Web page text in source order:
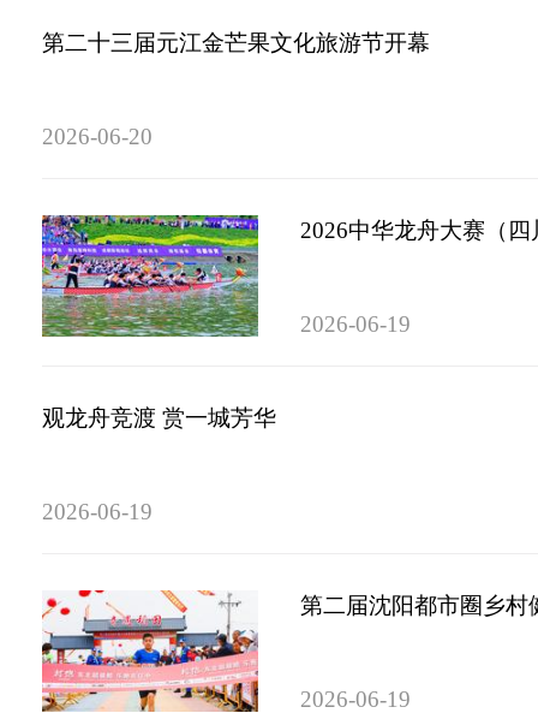
第二十三届元江金芒果文化旅游节开幕
2026-06-20
2026中华龙舟大赛（
2026-06-19
观龙舟竞渡 赏一城芳华
2026-06-19
第二届沈阳都市圈乡村
2026-06-19